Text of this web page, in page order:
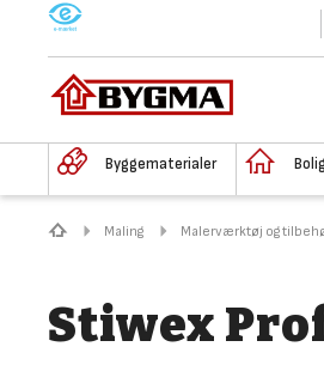
M
Byggematerialer
Maling Malerværktøj og
Stiwex